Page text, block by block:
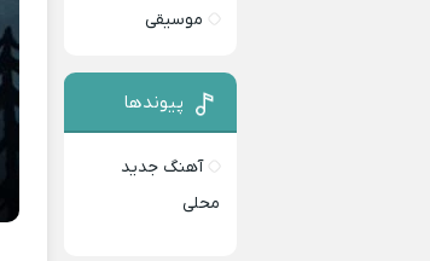
موسیقی
پیوندها
آهنگ جدید
محلی